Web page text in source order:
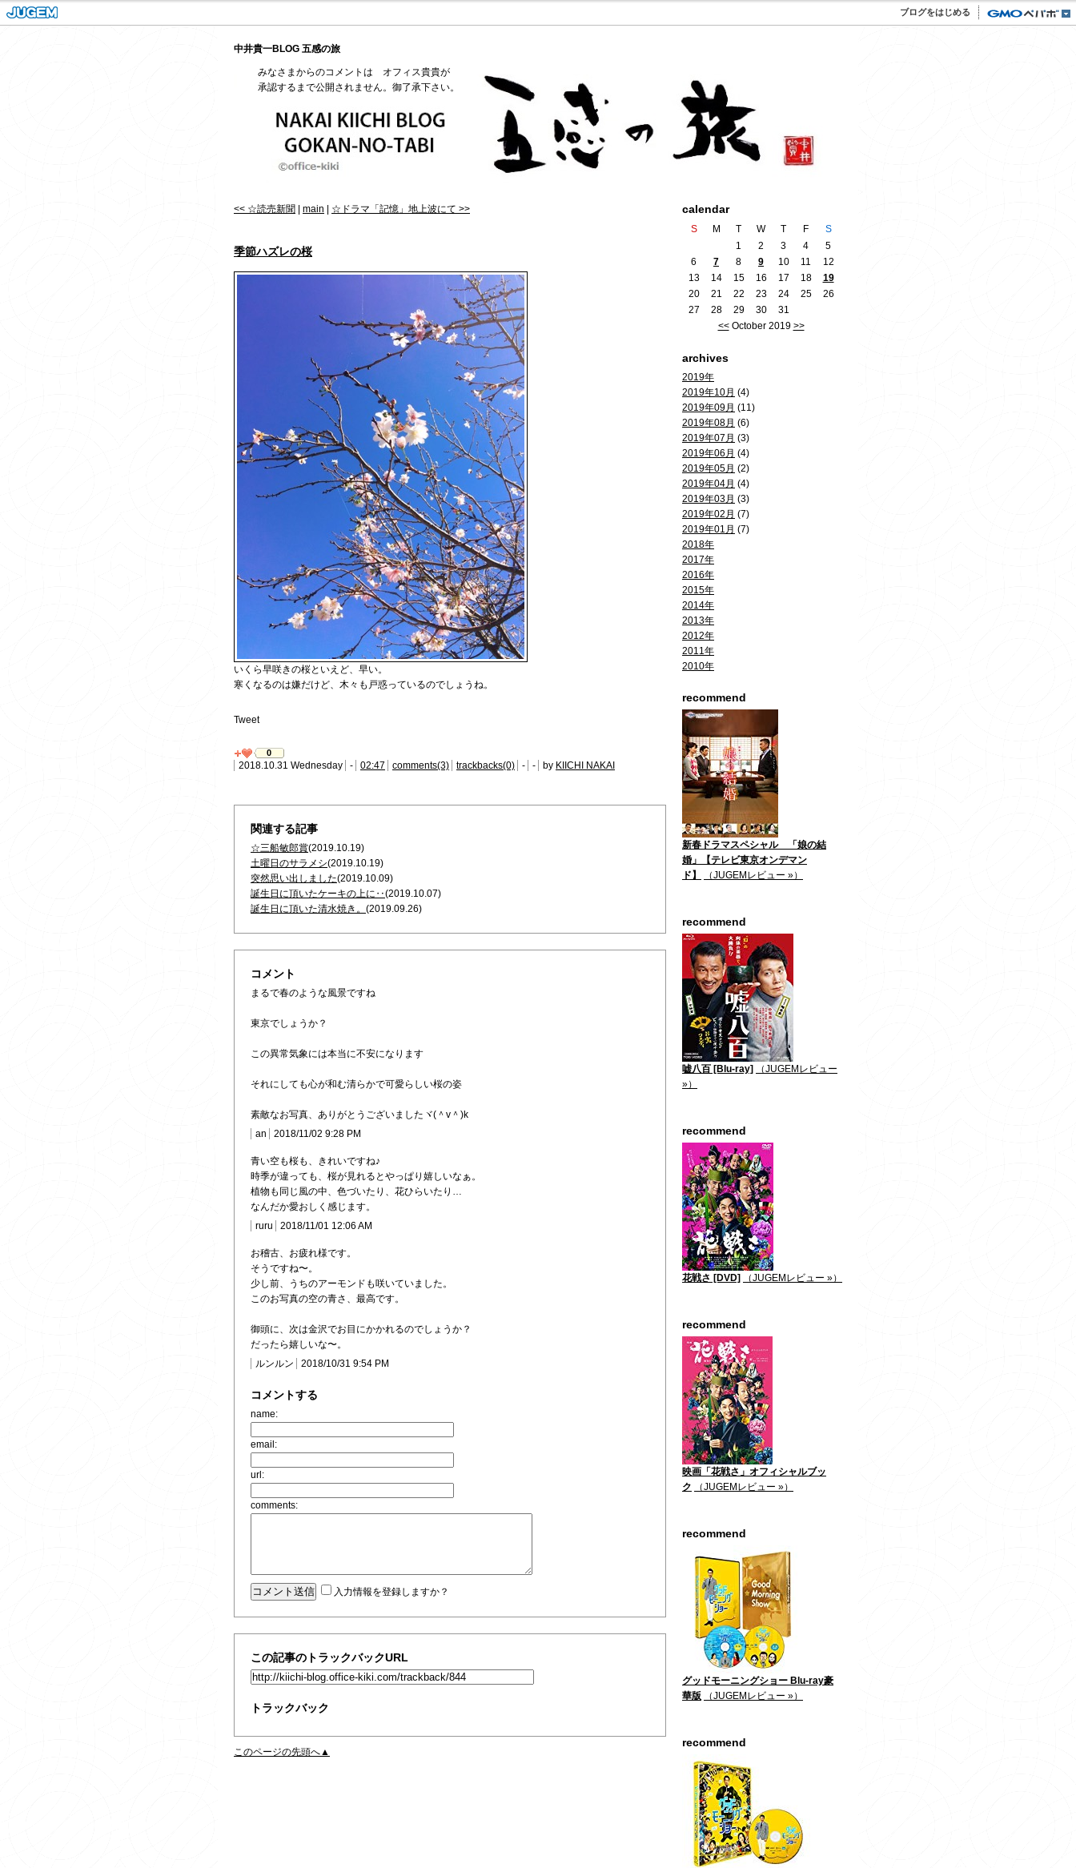
ブログをはじめる
中井貴一BLOG 五感の旅
みなさまからのコメントは オフィス貴貴が
承認するまで公開されません。御了承下さい。
<< ☆読売新聞 main ☆ドラマ「記憶」地上波にて >>
季節ハズレの桜
いくら早咲きの桜といえど、早い。
寒くなるのは嫌だけど、木々も戸惑っているのでしょうね。
Tweet
0
2018.10.31 Wednesday - 02:47 comments(3) trackbacks(0) - - by KIICHI NAKAI
関連する記事
☆三船敏郎賞(2019.10.19)
土曜日のサラメシ(2019.10.19)
突然思い出しました(2019.10.09)
誕生日に頂いたケーキの上に‥(2019.10.07)
誕生日に頂いた清水焼き。 (2019.09.26)
コメント
まるで春のような風景ですね
東京でしょうか？
この異常気象には本当に不安になります
それにしても心が和む清らかで可愛らしい桜の姿
素敵なお写真、ありがとうございましたヾ(＾v＾)k
an
2018/11/02 9:28 PM
青い空も桜も、きれいですね♪
時季が違っても、桜が見れるとやっぱり嬉しいなぁ。
植物も同じ風の中、色づいたり、花ひらいたり…
なんだか愛おしく感じます。
ruru
2018/11/01 12:06 AM
お稽古、お疲れ様です。
そうですね〜。
少し前、うちのアーモンドも咲いていました。
このお写真の空の青さ、最高です。
御頭に、次は金沢でお目にかかれるのでしょうか？
だったら嬉しいな〜。
ルンルン
2018/10/31 9:54 PM
コメントする
name:
email:
url:
comments:
入力情報を登録しますか？
この記事のトラックバックURL
トラックバック
このページの先頭へ▲
calendar
S M T W T F
S
1
2 3 4
5
6
7 8 9 10 11
12
13
14 15 16 17 18
19
20
21 22 23 24 25
26
27
28 29 30
31
<<October 2019 >>
archives
2019年
2019年10月 (4)
2019年09月 (11)
2019年08月 (6)
2019年07月 (3)
2019年06月 (4)
2019年05月 (2)
2019年04月 (4)
2019年03月 (3)
2019年02月 (7)
2019年01月 (7)
2018年
2017年
2016年
2015年
2014年
2013年
2012年
2011年
2010年
recommend
新春ドラマスペシャル 「娘の結
婚」【テレビ東京オンデマン
ド】
（JUGEMレビュー »）
recommend
嘘八百 [Blu-ray]
（JUGEMレビュー
»）
recommend
花戦さ [DVD] （JUGEMレビュー »）
recommend
映画「花戦さ」オフィシャルブッ
ク
（JUGEMレビュー »）
recommend
グッドモーニングショー Blu-ray豪
華版
（JUGEMレビュー »）
recommend